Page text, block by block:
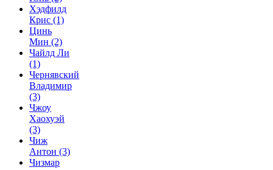
Хэдфилд
Крис (1)
Цинь
Мин (2)
Чайлд Ли
(1)
Чернявский
Владимир
(3)
Чжоу
Хаохуэй
(3)
Чиж
Антон (3)
Чизмар